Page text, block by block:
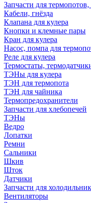
Запчасти для
Кабели, гнёзда
Клапана для кулера
Кнопки и клемные пары
Кран для кулера
Насос, помпа для
Реле для кулера
Термостаты,
ТЭНы для кулера
ТЭН для термопота
ТЭН для чайника
Термопредохранители
Запчасти для хлебопечей
ТЭНы
Ведро
Лопатки
Ремни
Сальники
Шкив
Шток
Датчики
Запчасти для
Вентиляторы